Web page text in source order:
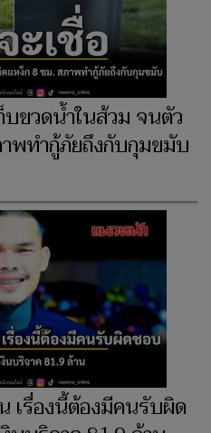
ขวดน้ำในส้วม จนตัว
พทำกู้ภัยถึงกับกุมขมับ
เรื่องนี้ต้องมีคนรับผิด